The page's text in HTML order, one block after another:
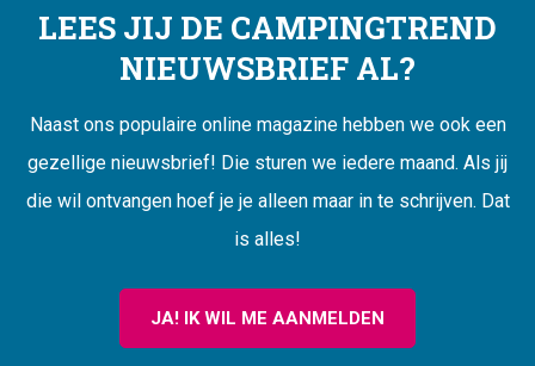
LEES JIJ DE CAMPINGTREND
NIEUWSBRIEF AL?
Naast ons populaire online magazine hebben we ook een
gezellige nieuwsbrief! Die sturen we iedere maand. Als jij
die wil ontvangen hoef je je alleen maar in te schrijven. Dat
is alles!
JA! IK WIL ME AANMELDEN